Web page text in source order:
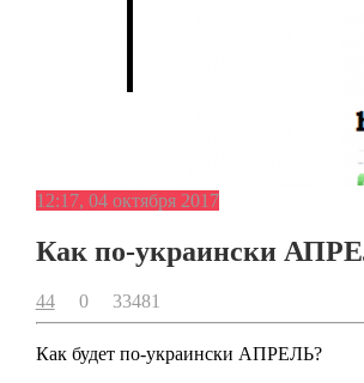
12:17, 04 октября 2017
Как по-украински
44 0 33481
Как будет по-украински АПРЕЛЬ?